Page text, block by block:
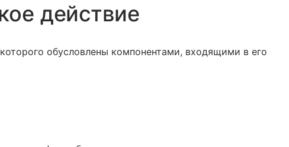
действие
обусловлены компонентами, входящими в его